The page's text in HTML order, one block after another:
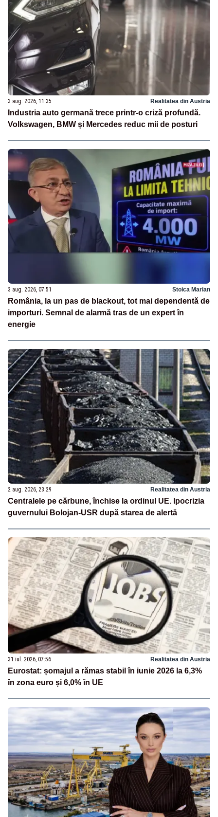
3 aug. 2026, 11:35 Realitatea din Austria
Industria auto germană trece printr-o criză profundă.
Volkswagen, BMW și Mercedes reduc mii de posturi
3 aug. 2026, 07:51 Stoica Marian
România, la un pas de blackout, tot mai dependentă de
importuri. Semnal de alarmă tras de un expert în
energie
2 aug. 2026, 23:29 Realitatea din Austria
Centralele pe cărbune, închise la ordinul UE. Ipocrizia
guvernului Bolojan-USR după starea de alertă
31 iul. 2026, 07:56 Realitatea din Austria
Eurostat: șomajul a rămas stabil în iunie 2026 la 6,3%
în zona euro și 6,0% în UE